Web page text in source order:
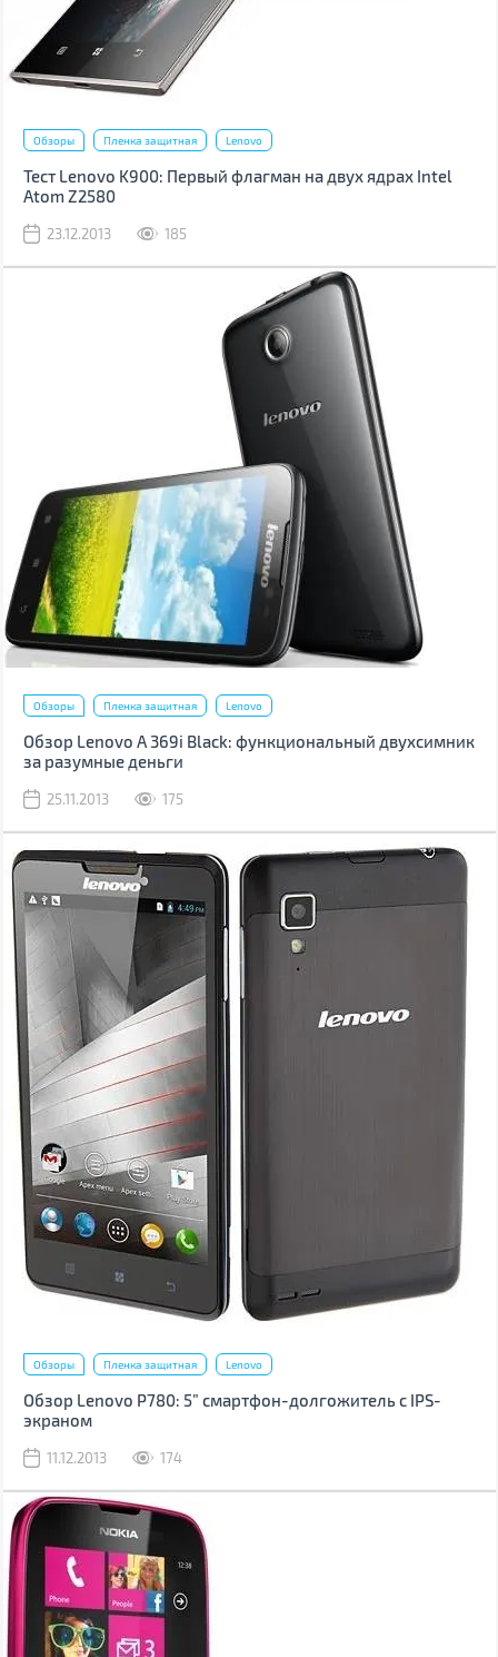
Обзоры Пленка защитная Lenovo
Тест Lenovo K900: Первый флагман на двух ядрах Intel
Atom Z2580
23.12.2013 185
Обзоры Пленка защитная Lenovo
Обзор Lenovo A 369i Black: функциональный двухсимник
за разумные деньги
25.11.2013 175
Обзоры Пленка защитная Lenovo
Обзор Lenovo P780: 5” смартфон-долгожитель с IPS-
экраном
11.12.2013 174